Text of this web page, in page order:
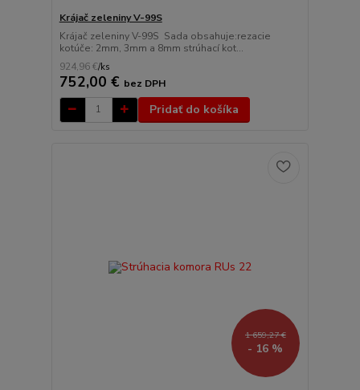
Krájač zeleniny V-99S
Krájač zeleniny V-99S Sada obsahuje:rezacie
kotúče: 2mm, 3mm a 8mm strúhací kot...
924,96 €/ks
752,00 € bez DPH
Pridať do košíka
1 659,27 €
- 16 %